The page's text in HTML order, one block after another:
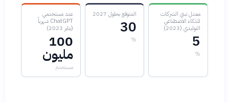
معدل تبني الشركات
للذكاء الاصطناعي
التوليدي (2023)
5
%
المتوقع بحلول 2027
30
%
عدد مستخدمي
ChatGPT شهرياً
(يناير 2023)
100
مليون
مستخدم